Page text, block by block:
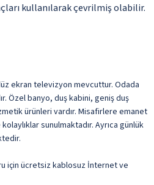
kullanılarak çevrilmiş olabilir.
ekran televizyon mevcuttur. Odada
Özel banyo, duş kabini, geniş duş
ürünleri vardır. Misafirlere emanet
sunulmaktadır. Ayrıca günlük
için ücretsiz kablosuz İnternet ve